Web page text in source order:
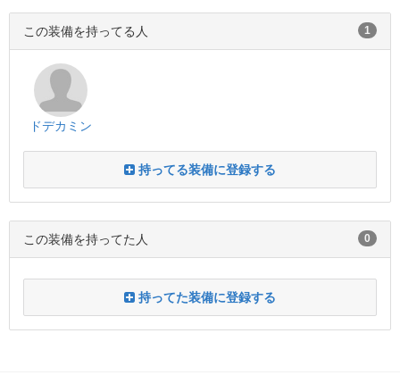
この装備を持ってる人 1
ドデカミン
持ってる装備に登録する
この装備を持ってた人 0
持ってた装備に登録する